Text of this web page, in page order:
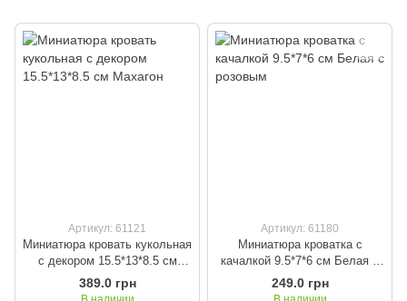
Артикул: 61121
Миниатюра кровать кукольная
с декором 15.5*13*8.5 см
Махагон
389.0 грн
Артикул: 61180
Миниатюра кроватка с
качалкой 9.5*7*6 см Белая с
розовым
249.0 грн